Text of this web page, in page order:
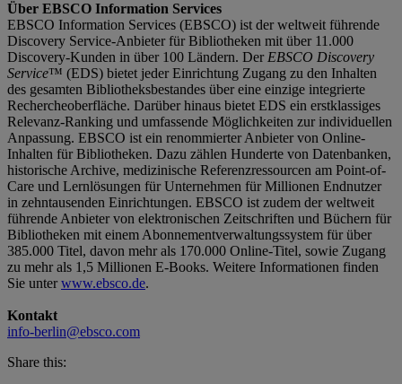
Über EBSCO Information Services
EBSCO Information Services (EBSCO) ist der weltweit führende
Discovery Service-Anbieter für Bibliotheken mit über 11.000
Discovery-Kunden in über 100 Ländern. Der EBSCO Discovery
Service™ (EDS) bietet jeder Einrichtung Zugang zu den Inhalten
des gesamten Bibliotheksbestandes über eine einzige integrierte
Rechercheoberfläche. Darüber hinaus bietet EDS ein erstklassiges
Relevanz-Ranking und umfassende Möglichkeiten zur individuellen
Anpassung. EBSCO ist ein renommierter Anbieter von Online-
Inhalten für Bibliotheken. Dazu zählen Hunderte von Datenbanken,
historische Archive, medizinische Referenzressourcen am Point-of-
Care und Lernlösungen für Unternehmen für Millionen Endnutzer
in zehntausenden Einrichtungen. EBSCO ist zudem der weltweit
führende Anbieter von elektronischen Zeitschriften und Büchern für
Bibliotheken mit einem Abonnementverwaltungssystem für über
385.000 Titel, davon mehr als 170.000 Online-Titel, sowie Zugang
zu mehr als 1,5 Millionen E-Books. Weitere Informationen finden
Sie unterwww.ebsco.de.
Kontakt
info-berlin@ebsco.com
Share this: